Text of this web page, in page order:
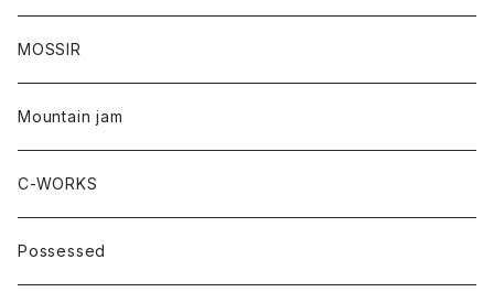
MOSSIR
Mountain jam
C-WORKS
Possessed